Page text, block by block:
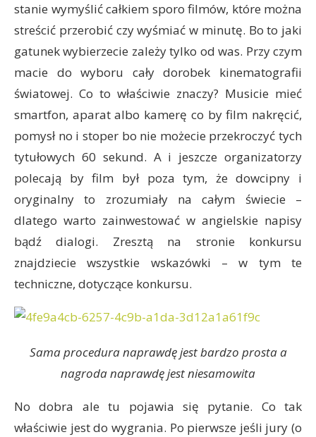
stanie wymyślić całkiem sporo filmów, które można
streścić przerobić czy wyśmiać w minutę. Bo to jaki
gatunek wybierzecie zależy tylko od was. Przy czym
macie do wyboru cały dorobek kinematografii
światowej. Co to właściwie znaczy? Musicie mieć
smartfon, aparat albo kamerę co by film nakręcić,
pomysł no i stoper bo nie możecie przekroczyć tych
tytułowych 60 sekund. A i jeszcze organizatorzy
polecają by film był poza tym, że dowcipny i
oryginalny to zrozumiały na całym świecie –
dlatego warto zainwestować w angielskie napisy
bądź dialogi. Zresztą na stronie konkursu
znajdziecie wszystkie wskazówki – w tym te
techniczne, dotyczące konkursu.
Sama procedura naprawdę jest bardzo prosta a
nagroda naprawdę jest niesamowita
No dobra ale tu pojawia się pytanie. Co tak
właściwie jest do wygrania. Po pierwsze jeśli jury (o